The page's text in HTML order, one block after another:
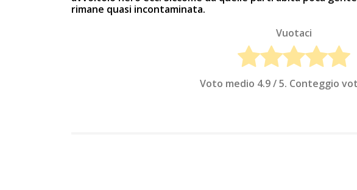
rimane quasi incontaminata.
Vuotaci
Voto medio 4.9/ 5. Conteggio